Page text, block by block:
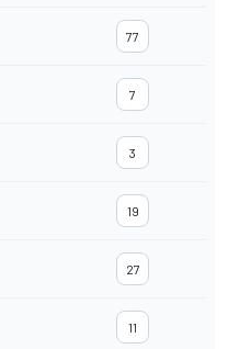
77
7
3
19
27
11